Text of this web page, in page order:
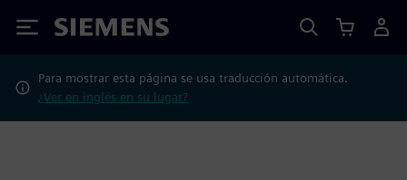
Siemens
Para mostrar esta página se usa traducción automática.
¿Ver en inglés en su lugar?